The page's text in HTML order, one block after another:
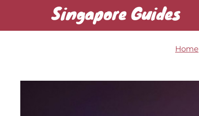
Singapore Guides
Home